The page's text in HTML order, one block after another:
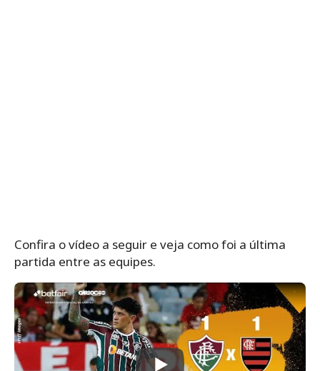
Confira o vídeo a seguir e veja como foi a última
partida entre as equipes.